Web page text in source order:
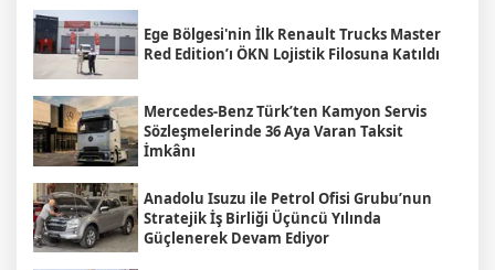
Ege Bölgesi'nin İlk Renault Trucks Master
Red Edition’ı ÖKN Lojistik Filosuna Katıldı
Mercedes-Benz Türk’ten Kamyon Servis
Sözleşmelerinde 36 Aya Varan Taksit
İmkânı
Anadolu Isuzu ile Petrol Ofisi Grubu’nun
Stratejik İş Birliği Üçüncü Yılında
Güçlenerek Devam Ediyor